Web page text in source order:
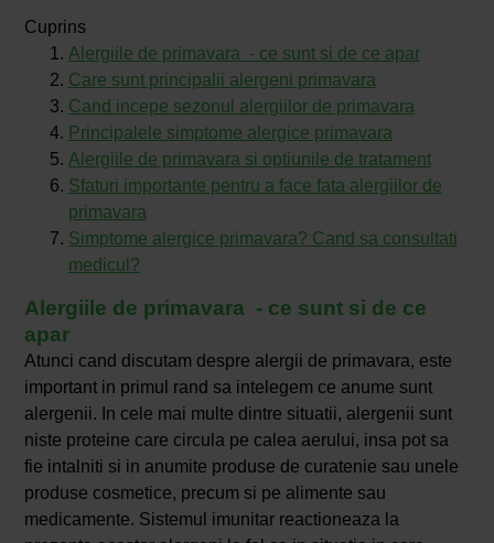
Cuprins
Alergiile de primavara - ce sunt si de ce apar
Care sunt principalii alergeni primavara
Cand incepe sezonul alergiilor de primavara
Principalele simptome alergice primavara
Alergiile de primavara si optiunile de tratament
Sfaturi importante pentru a face fata alergiilor de
primavara
Simptome alergice primavara? Cand sa consultati
medicul?
Alergiile de primavara - ce sunt si de ce
apar
Atunci cand discutam despre alergii de primavara, este
important in primul rand sa intelegem ce anume sunt
alergenii. In cele mai multe dintre situatii, alergenii sunt
niste proteine care circula pe calea aerului, insa pot sa
fie intalniti si in anumite produse de curatenie sau unele
produse cosmetice, precum si pe alimente sau
medicamente. Sistemul imunitar reactioneaza la